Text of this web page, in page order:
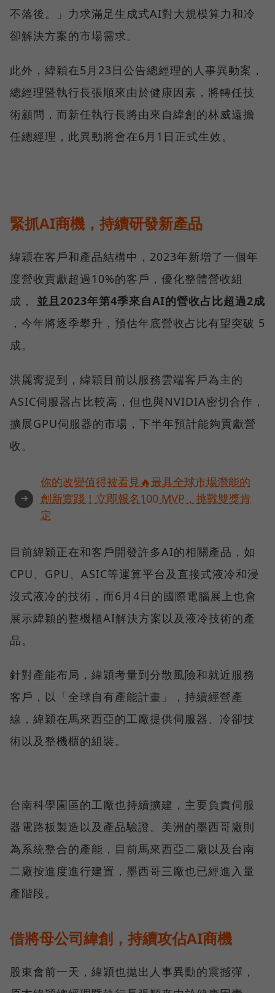
不落後。」力求滿足生成式AI對大規模算力和冷
卻解決方案的市場需求。
此外，緯穎在5月23日公告總經理的人事異動案，
總經理暨執行長張順來由於健康因素，將轉任技
術顧問，而新任執行長將由來自緯創的林威遠擔
任總經理，此異動將會在6月1日正式生效。
緊抓AI商機，持續研發新產品
緯穎在客戶和產品結構中，2023年新增了一個年
度營收貢獻超過10%的客戶，優化整體營收組
成， 並且2023年第4季來自AI的營收占比超過2成
，今年將逐季攀升，預估年底營收占比有望突破 5
成。
洪麗寗提到，緯穎目前以服務雲端客戶為主的
ASIC伺服器占比較高，但也與NVIDIA密切合作，
擴展GPU伺服器的市場，下半年預計能夠貢獻營
收。
➜
你的改變值得被看見🔥最具全球市場潛能的
創新實踐！立即報名100 MVP，挑戰雙獎肯
定
目前緯穎正在和客戶開發許多AI的相關產品，如
CPU、GPU、ASIC等運算平台及直接式液冷和浸
沒式液冷的技術，而6月4日的國際電腦展上也會
展示緯穎的整機櫃AI解決方案以及液冷技術的產
品。
針對產能布局，緯穎考量到分散風險和就近服務
客戶，以「全球自有產能計畫」，持續經營產
線，緯穎在馬來西亞的工廠提供伺服器、冷卻技
術以及整機櫃的組裝。
台南科學園區的工廠也持續擴建，主要負責伺服
器電路板製造以及產品驗證。美洲的墨西哥廠則
為系統整合的產能，目前馬來西亞二廠以及台南
二廠按進度進行建置，墨西哥三廠也已經進入量
產階段。
借將母公司緯創，持續攻佔AI商機
股東會前一天，緯穎也拋出人事異動的震撼彈，